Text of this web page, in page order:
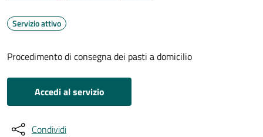
Servizio attivo
Procedimento di consegna dei pasti a domicilio
Accedi al servizio
Condividi